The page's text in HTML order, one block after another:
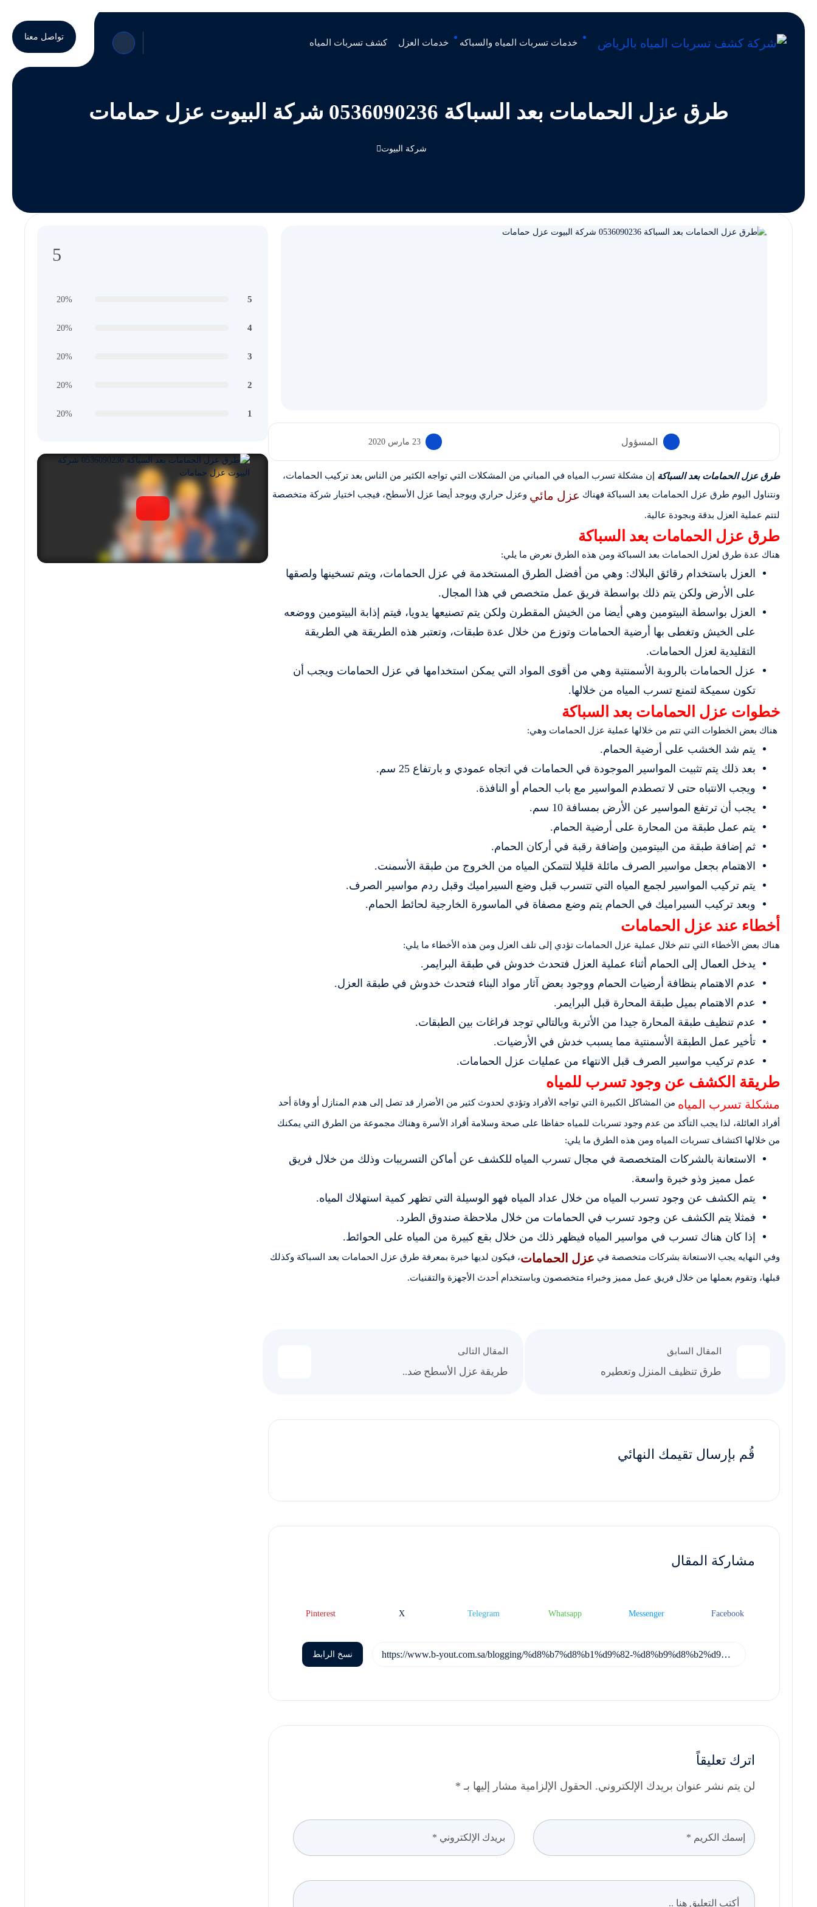
خدمات تسربات المياه والسباكه خدمات العزل كشف تسربات المياه
تواصل معنا
طرق عزل الحمامات بعد السباكة 0536090236 شركة البيوت عزل حمامات
شركة البيوت
المسؤول 23 مارس 2020
طرق عزل الحمامات بعد السباكة
إن مشكلة تسرب المياه في المباني من المشكلات التي تواجه الكثير من الناس بعد تركيب الحمامات،
ونتناول اليوم طرق عزل الحمامات بعد السباكة فهناك عزل مائي وعزل حراري ويوجد أيضا عزل الأسطح، فيجب اختيار شركة متخصصة
لتتم عملية العزل بدقة وبجودة عالية.
طرق عزل الحمامات بعد السباكة
هناك عدة طرق لعزل الحمامات بعد السباكة ومن هذه الطرق نعرض ما يلي:
العزل باستخدام رقائق البلاك: وهي من أفضل الطرق المستخدمة في عزل الحمامات، ويتم تسخينها ولصقها
على الأرض ولكن يتم ذلك بواسطة فريق عمل متخصص في هذا المجال.
العزل بواسطة البيتومين وهي أيضا من الخيش المقطرن ولكن يتم تصنيعها يدويا، فيتم إذابة البيتومين ووضعه
على الخيش وتغطى بها أرضية الحمامات وتوزع من خلال عدة طبقات، وتعتبر هذه الطريقة هي الطريقة
التقليدية لعزل الحمامات.
عزل الحمامات بالروبة الأسمنتية وهي من أقوى المواد التي يمكن استخدامها في عزل الحمامات ويجب أن
تكون سميكة لتمنع تسرب المياه من خلالها.
خطوات عزل الحمامات بعد السباكة
هناك بعض الخطوات التي تتم من خلالها عملية عزل الحمامات وهي:
يتم شد الخشب على أرضية الحمام.
بعد ذلك يتم تثبيت المواسير الموجودة في الحمامات في اتجاه عمودي و بارتفاع 25 سم.
ويجب الانتباه حتى لا تصطدم المواسير مع باب الحمام أو النافذة.
يجب أن ترتفع المواسير عن الأرض بمسافة 10 سم.
يتم عمل طبقة من المحارة على أرضية الحمام.
ثم إضافة طبقة من البيتومين وإضافة رقبة في أركان الحمام.
الاهتمام بجعل مواسير الصرف مائلة قليلا لتتمكن المياه من الخروج من طبقة الأسمنت.
يتم تركيب المواسير لجمع المياه التي تتسرب قبل وضع السيراميك وقبل ردم مواسير الصرف.
وبعد تركيب السيراميك في الحمام يتم وضع مصفاة في الماسورة الخارجية لحائط الحمام.
أخطاء عند عزل الحمامات
هناك بعض الأخطاء التي تتم خلال عملية عزل الحمامات تؤدي إلى تلف العزل ومن هذه الأخطاء ما يلي:
يدخل العمال إلى الحمام أثناء عملية العزل فتحدث خدوش في طبقة البرايمر.
عدم الاهتمام بنظافة أرضيات الحمام ووجود بعض آثار مواد البناء فتحدث خدوش في طبقة العزل.
عدم الاهتمام بميل طبقة المحارة قبل البرايمر.
عدم تنظيف طبقة المحارة جيدا من الأتربة وبالتالي توجد فراغات بين الطبقات.
تأخير عمل الطبقة الأسمنتية مما يسبب خدش في الأرضيات.
عدم تركيب مواسير الصرف قبل الانتهاء من عمليات عزل الحمامات.
طريقة الكشف عن وجود تسرب للمياه
مشكلة تسرب المياه من المشاكل الكبيرة التي تواجه الأفراد وتؤدي لحدوث كثير من الأضرار قد تصل إلى هدم المنازل أو وفاة أحد
أفراد العائلة، لذا يجب التأكد من عدم وجود تسربات للمياه حفاظا على صحة وسلامة أفراد الأسرة وهناك مجموعة من الطرق التي يمكنك
من خلالها اكتشاف تسربات المياه ومن هذه الطرق ما يلي:
الاستعانة بالشركات المتخصصة في مجال تسرب المياه للكشف عن أماكن التسريبات وذلك من خلال فريق
عمل مميز وذو خبرة واسعة.
يتم الكشف عن وجود تسرب المياه من خلال عداد المياه فهو الوسيلة التي تظهر كمية استهلاك المياه.
فمثلا يتم الكشف عن وجود تسرب في الحمامات من خلال ملاحظة صندوق الطرد.
إذا كان هناك تسرب في مواسير المياه فيظهر ذلك من خلال بقع كبيرة من المياه على الحوائط.
وفي النهايه يجب الاستعانة بشركات متخصصة في عزل الحمامات، فيكون لديها خبرة بمعرفة طرق عزل الحمامات بعد السباكة وكذلك
قبلها، وتقوم بعملها من خلال فريق عمل مميز وخبراء متخصصون وباستخدام أحدث الأجهزة والتقنيات.
المقال السابق
طرق تنظيف المنزل وتعطيره
المقال التالى
طريقة عزل الأسطح ضد..
قُم بإرسال تقيمك النهائي
مشاركة المقال
Facebook
Messenger
Whatsapp
Telegram
X
Pinterest
نسخ الرابط
اترك تعليقاً
لن يتم نشر عنوان بريدك الإلكتروني. الحقول الإلزامية مشار إليها بـ *
5
5
20%
4
20%
3
20%
2
20%
1
20%